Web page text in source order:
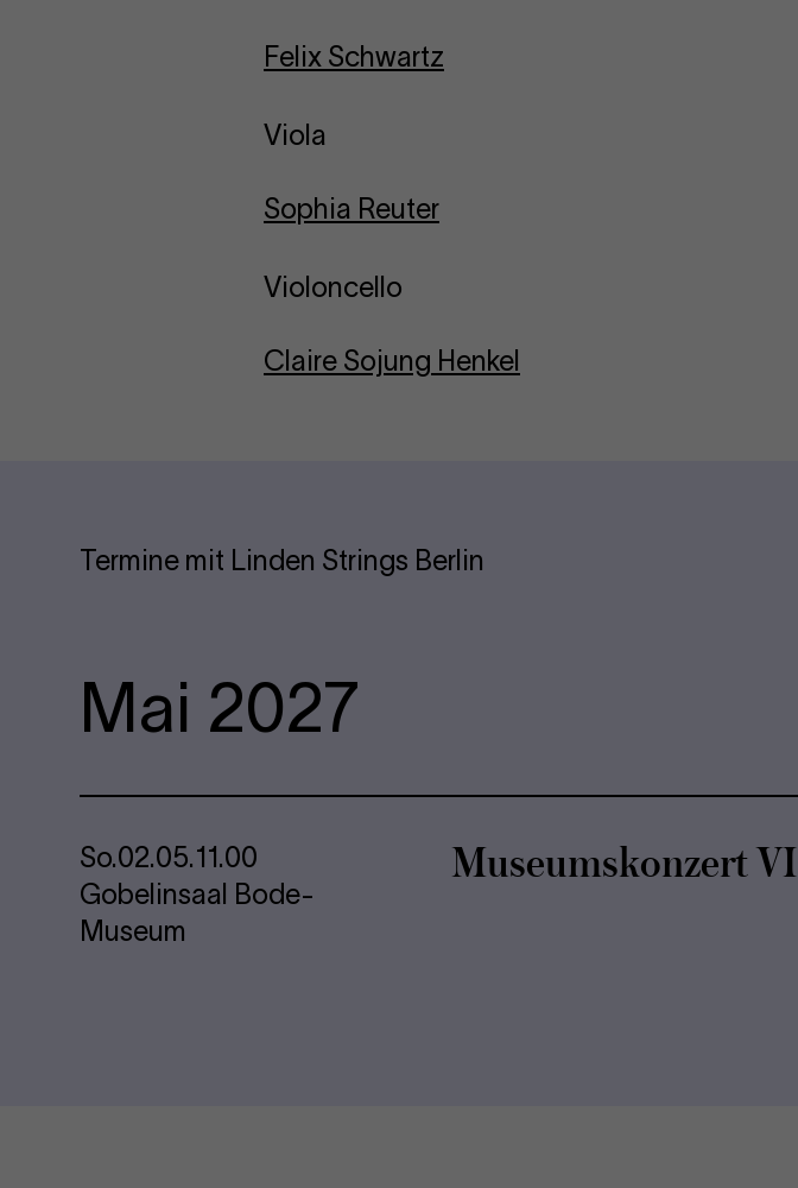
Felix Schwartz
Viola
Sophia Reuter
Violoncello
Claire Sojung Henkel
Termine mit Linden Strings Berlin
Mai 2027
So.02.05.11.00
Gobelinsaal Bode-
Museum
Mu­se­ums­kon­zert VI